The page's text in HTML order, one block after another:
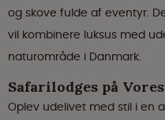
og skove fulde af eventyr.
vil kombinere luksus med
naturområde i Danmark.
Safarilodges på
Oplev udelivet med stil i en